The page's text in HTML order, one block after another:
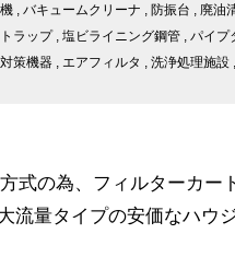
, バキュームクリーナ , 防振台 , 廃油
ラップ, 塩ビライニング鋼管 , パイプ
策機器 , エアフィルタ , 洗浄処理施設 ,
式の為、フィルターカー
量タイプの安価なハウ